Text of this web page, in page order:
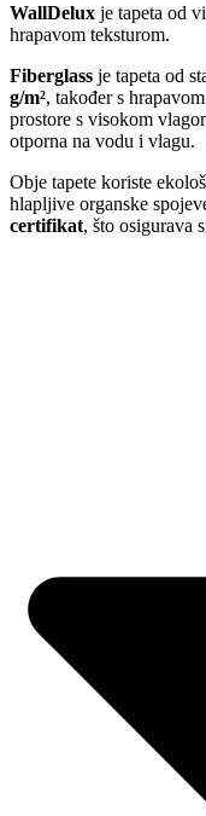
WallDelux je tapeta od
hrapavom teksturom.
Fiberglass je tapeta od
g/m², također s
prostore s visokom
otporna na vodu i vlagu.
Obje tapete koriste
hlapljive organske
certifikat, što osigurava